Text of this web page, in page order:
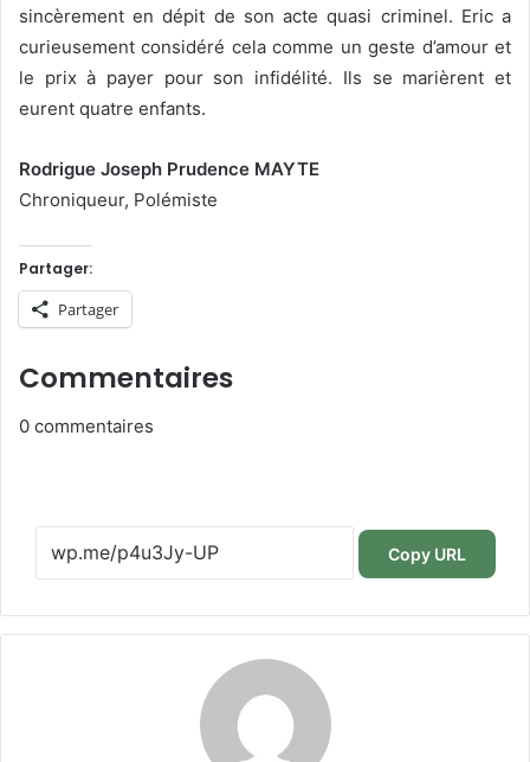
sincèrement en dépit de son acte quasi criminel. Eric a
curieusement considéré cela comme un geste d’amour et
le prix à payer pour son infidélité. Ils se marièrent et
eurent quatre enfants.
Rodrigue Joseph Prudence MAYTE
Chroniqueur, Polémiste
Partager:
Partager
Commentaires
0 commentaires
Copy URL